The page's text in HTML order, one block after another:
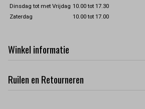
Dinsdag tot met Vrijdag 10.00 tot 17.30
Zaterdag
10.00 tot 17.00
Winkel informatie
Ruilen en Retourneren